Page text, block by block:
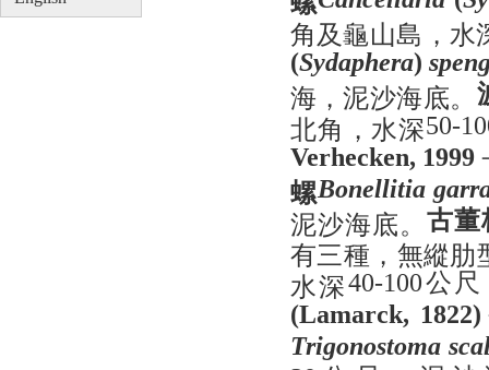
角及龜山島，水
(Sydaphera)
海，泥沙海底。
北角，水深50-
Verhecken, 1999
螺Bonellitia
泥沙海底。 古董
有三種，無縱肋
水深40-100公尺
(Lamarck, 1822)
Trigonostoma